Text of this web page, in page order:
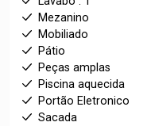
Mezanino
Mobiliado
Pátio
Peças amplas
Piscina aquecida
Portão Eletronico
Sacada